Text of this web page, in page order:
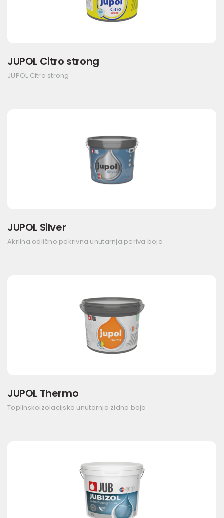
JUPOL Citro strong
JUPOL Citro strong
JUPOL Silver
Akrilna odlično pokrivna unutarnja periva boja
JUPOL Thermo
Toplinskoizolacijska unutarnja zidna boja